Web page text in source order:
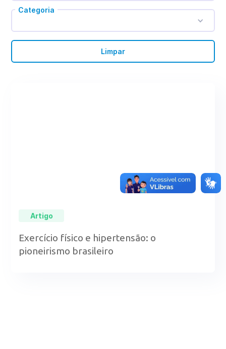
Categoria
Limpar
Artigo
Exercício físico e hipertensão: o
pioneirismo brasileiro